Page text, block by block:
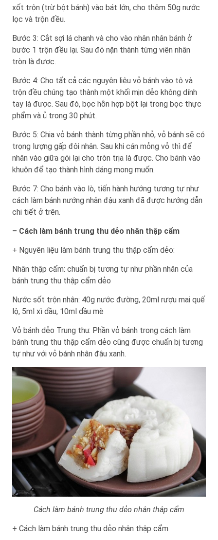
xốt trộn (trừ bột bánh) vào bát lớn, cho thêm 50g nước
lọc và trộn đều.
Bước 3: Cắt sợi lá chanh và cho vào nhân nhân bánh ở
bước 1 trộn đều lại. Sau đó nặn thành từng viên nhân
tròn là được.
Bước 4: Cho tất cả các nguyên liệu vỏ bánh vào tô và
trộn đều chúng tạo thành một khối mịn dẻo không dính
tay là được. Sau đó, bọc hỗn hợp bột lại trong bọc thực
phẩm và ủ trong 30 phút.
Bước 5: Chia vỏ bánh thành từng phần nhỏ, vỏ bánh sẽ có
trọng lượng gấp đôi nhân. Sau khi cán mỏng vỏ thì để
nhân vào giữa gói lại cho tròn trịa là được. Cho bánh vào
khuôn để tạo thành hình dáng mong muốn.
Bước 7: Cho bánh vào lò, tiến hành hướng tương tự như
cách làm bánh nướng nhân đậu xanh đã được hướng dẫn
chi tiết ở trên.
– Cách làm bánh trung thu dẻo nhân thập cẩm
+ Nguyên liệu làm bánh trung thu thập cẩm dẻo:
Nhân thập cẩm: chuẩn bị tương tự như phần nhân của
bánh trung thu thập cẩm dẻo
Nước sốt trộn nhân: 40g nước đường, 20ml rượu mai quế
lộ, 5ml xì dầu, 10ml dầu mè
Vỏ bánh dẻo Trung thu: Phần vỏ bánh trong cách làm
bánh trung thu thập cẩm dẻo cũng được chuẩn bị tương
tự như với vỏ bánh nhân đậu xanh.
Cách làm bánh trung thu dẻo nhân thập cẩm
+ Cách làm bánh trung thu dẻo nhân thập cẩm